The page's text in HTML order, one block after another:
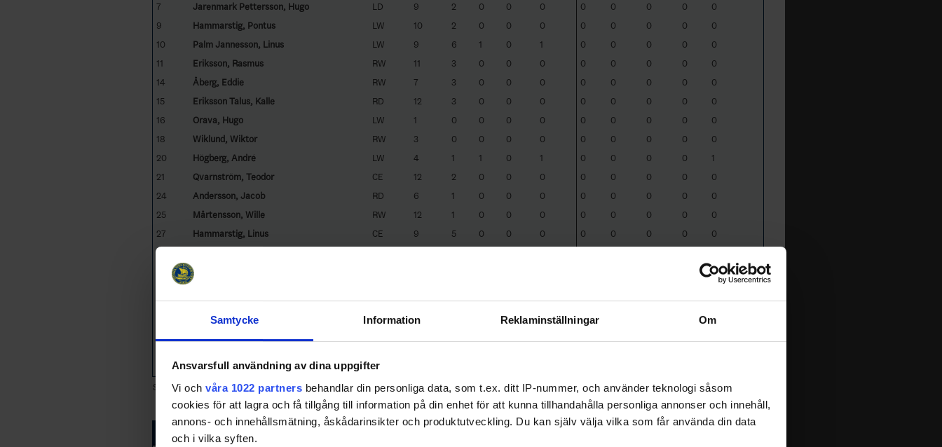
Samtycke Information Reklaminställningar Om
Ansvarsfull användning av dina uppgifter
Vi och våra 1022 partners behandlar din personliga data, som t.ex. ditt IP-nummer, och använder teknologi såsom
cookies för att lagra och få tillgång till information på din enhet för att kunna tillhandahålla personliga annonser och innehåll,
annons- och innehållsmätning, åskådarinsikter och produktutveckling. Du kan själv välja vilka som får använda din data
och i vilka syften.
7
Jarenmark Pettersson, Hugo LD 9 2 0 0 0 0 0 0 0
0
9
Hammarstig, Pontus LW 10 2 0 0 0 0 0 0 0
0
10
Palm Jannesson, Linus LW 9 6 1 0 1 0 0 0 0
0
11
Eriksson, Rasmus RW 11 3 0 0 0 0 0 0 0
0
14
Åberg, Eddie RW 7 3 0 0 0 0 0 0 0
0
15
Eriksson Talus, Kalle RD 12 3 0 0 0 0 0 0 0
0
16
Orava, Hugo LW 1 0 0 0 0 0 0 0 0
0
18
Wiklund, Wiktor RW 3 0 0 0 0 0 0 0 0
0
20
Högberg, André LW 4 1 1 0 1 0 0 0 0
1
21
Qvarnström, Teodor CE 12 2 0 0 0 0 0 0 0
0
24
Andersson, Jacob RD 6 1 0 0 0 0 0 0 0
0
25
Mårtensson, Wille RW 12 1 0 0 0 0 0 0 0
0
27
Hammarstig, Linus CE 9 5 0 0 0 0 0 0 0
0
28
Zheltakov, Ilya
1
Claar, Holger 0
Boquist, Albin CE
Sorted by jersey
Kalmar HC